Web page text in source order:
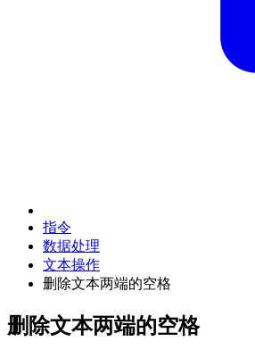
指令
数据处理
文本操作
删除文本两端的空格
删除文本两端的空格